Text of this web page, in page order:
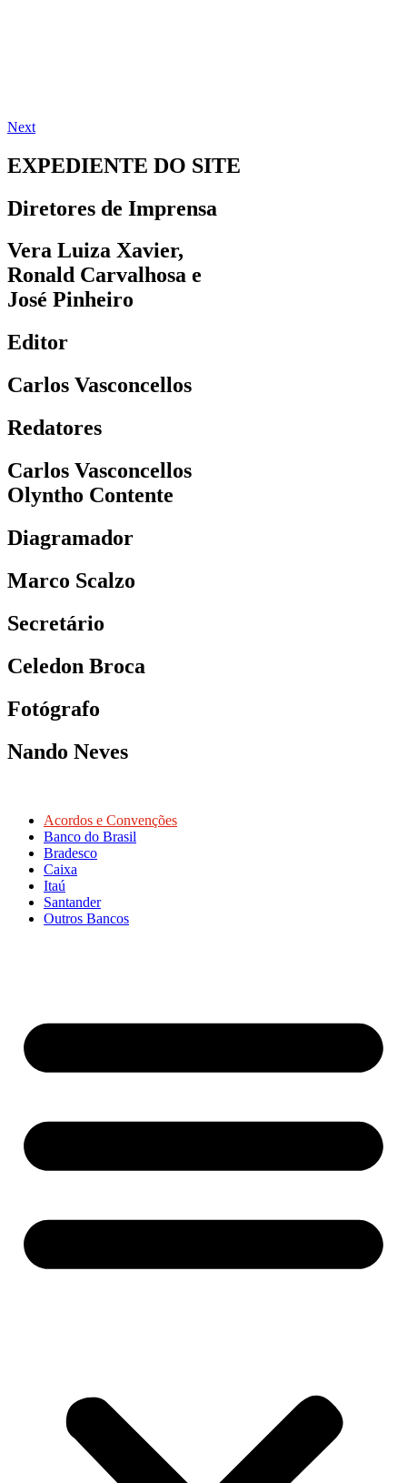
Next
EXPEDIENTE DO SITE
Diretores de Imprensa
Vera Luiza Xavier,
Ronald Carvalhosa e
José Pinheiro
Editor
Carlos Vasconcellos
Redatores
Carlos Vasconcellos
Olyntho Contente
Diagramador
Marco Scalzo
Secretário
Celedon Broca
Fotógrafo
Nando Neves
Acordos e Convenções
Banco do Brasil
Bradesco
Caixa
Itaú
Santander
Outros Bancos